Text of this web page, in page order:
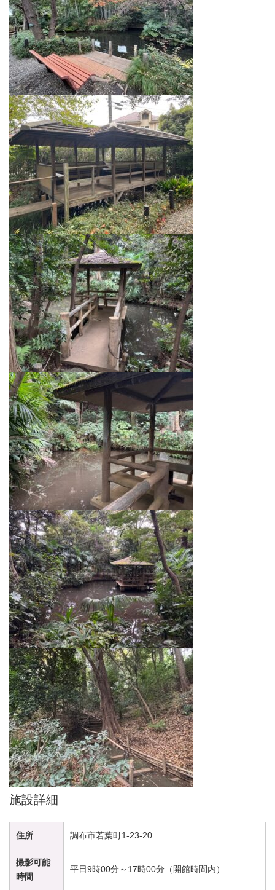
施設詳細
住所 調布市若葉町1-23-20
撮影可能
時間
平日9時00分～17時00分（開館時間内）